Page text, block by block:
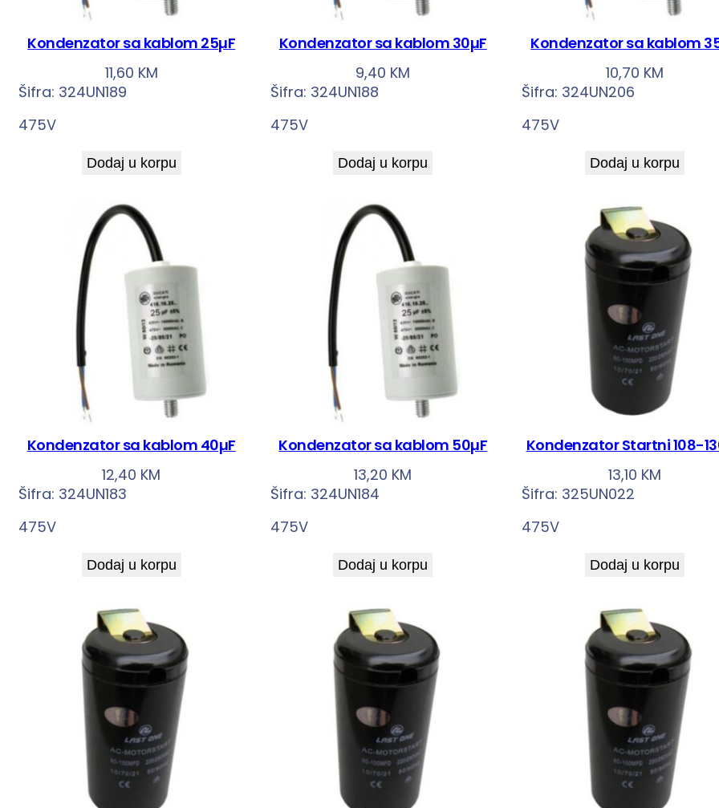
Kondenzator sa kablom 25µF
11,60 KM
Šifra: 324UN189
475V
Dodaj u korpu
Kondenzator sa kablom 30µF
9,40 KM
Šifra: 324UN188
475V
Dodaj u korpu
Kondenzator sa kablom
10,70 KM
Šifra: 324UN206
475V
Dodaj u korpu
Kondenzator sa kablom 40µF
12,40 KM
Šifra: 324UN183
475V
Dodaj u korpu
Kondenzator sa kablom 50µF
13,20 KM
Šifra: 324UN184
475V
Dodaj u korpu
Kondenzator Startni 108-
13,10 KM
Šifra: 325UN022
475V
Dodaj u korpu